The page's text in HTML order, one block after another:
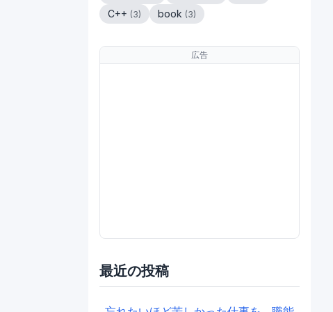
C++ (3) book (3)
広告
最近の投稿